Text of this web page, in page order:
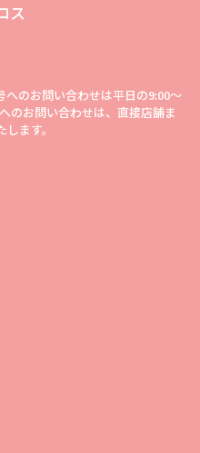
ス
のお問い合わせは平日の9:00～
のお問い合わせは、直接店舗ま
ます。